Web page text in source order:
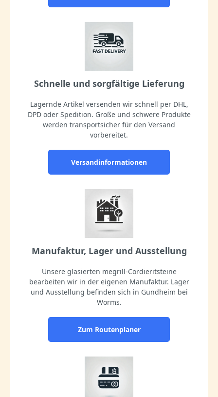
Schnelle und sorgfältige Lieferung
Lagernde Artikel versenden wir schnell per DHL,
DPD oder Spedition. Große und schwere Produkte
werden transportsicher für den Versand
vorbereitet.
Versandinformationen
Manufaktur, Lager und Ausstellung
Unsere glasierten megrill-Cordieritsteine
bearbeiten wir in der eigenen Manufaktur. Lager
und Ausstellung befinden sich in Gundheim bei
Worms.
Zum Routenplaner